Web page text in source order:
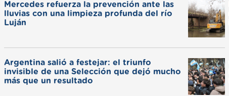
Mercedes refuerza la prevención ante las
lluvias con una limpieza profunda del río
Luján
Argentina salió a festejar: el triunfo
invisible de una Selección que dejó mucho
más que un resultado